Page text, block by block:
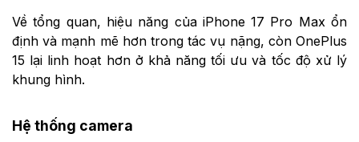
Về tổng quan, hiệu năng của iPhone 17 Pro Max ổn
định và mạnh mẽ hơn trong tác vụ nặng, còn OnePlus
15 lại linh hoạt hơn ở khả năng tối ưu và tốc độ xử lý
khung hình.
Hệ thống camera